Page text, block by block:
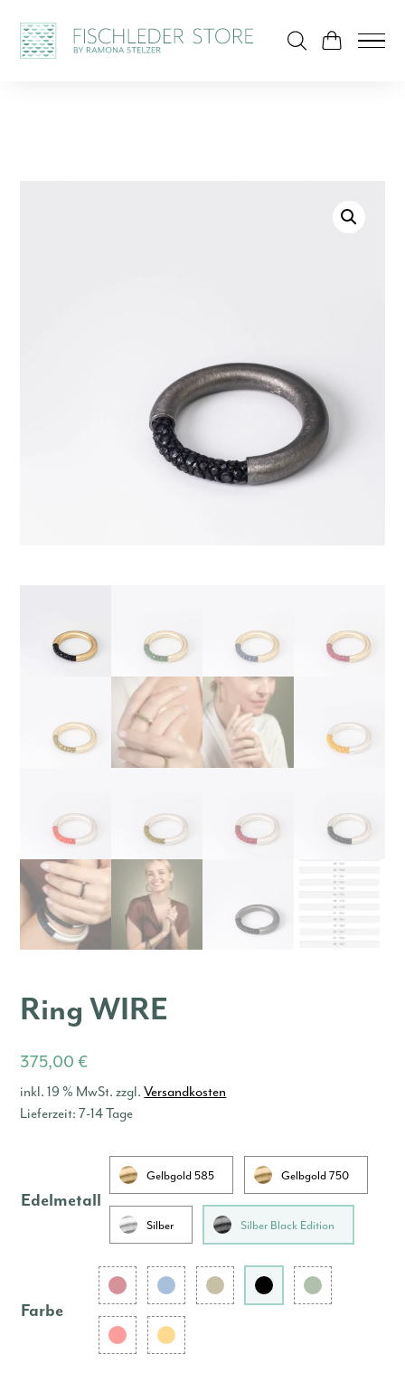
Ring WIRE
375,00€
inkl. 19 % MwSt. zzgl.Versandkosten
Lieferzeit:7-14 Tage
Edelmetall
Gelbgold 585 Gelbgold 750
Silber Silber Black Edition
Farbe